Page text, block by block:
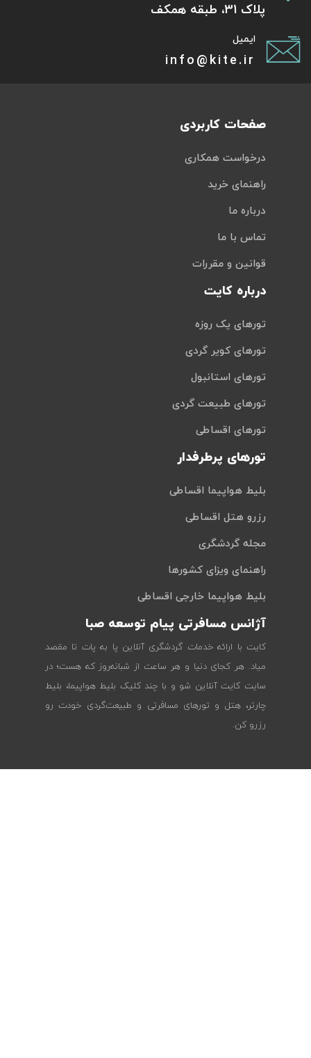
پلاک 31، طبقه همکف
ایمیل
info@kite.ir
صفحات کاربردی
درخواست همکاری
راهنمای خرید
درباره ما
تماس با ما
قوانین و مقررات
درباره کایت
تورهای یک روزه
تورهای کویر گردی
تورهای استانبول
تورهای طبیعت گردی
تورهای اقساطی
تورهای پرطرفدار
بلیط هواپیما اقساطی
رزرو هتل اقساطی
مجله گردشگری
راهنمای ویزای کشورها
بلیط هواپیما خارجی اقساطی
آژانس مسافرتی پیام توسعه صبا
کایت با ارائه خدمات گردشگری آنلاین پا به پات تا مقصد
میاد. هر کجای دنیا و هر ساعت از شبانه‌روز که هست؛ در
سایت کایت آنلاین شو و با چند کلیک بلیط هواپیما، بلیط
چارتر، هتل و تورهای مسافرتی و طبیعت‌گردی خودت رو
رزرو کن.